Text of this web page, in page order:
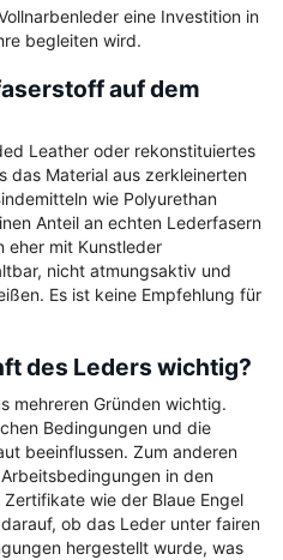
eine Investition in
begleiten wird.
auf dem
Leather oder rekonstituiertes
das Material aus zerkleinerten
wie Polyurethan
Anteil an echten Lederfasern
eher mit Kunstleder
nicht atmungsaktiv und
Es ist keine Empfehlung für
des Leders wichtig?
mehreren Gründen wichtig.
Bedingungen und die
beeinflussen. Zum anderen
in den
wie der Blaue Engel
ob das Leder unter fairen
hergestellt wurde, was